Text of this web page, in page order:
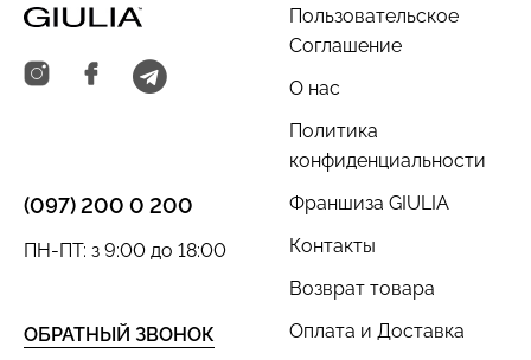
Пользовательское
Соглашение
О нас
Политика
конфиденциальности
Франшиза GIULIA
Контакты
Возврат товара
Оплата и Доставка
(097) 200 0 200
ОБРАТНЫЙ ЗВОНОК
ПН-ПТ: з 9:00 до 18:00